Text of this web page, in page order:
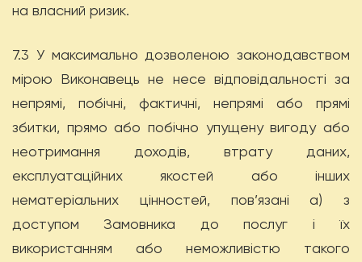
на власний ризик.
7.3 У максимально дозволеною законодавством
мірою Виконавець не несе відповідальності за
непрямі, побічні, фактичні, непрямі або прямі
збитки, прямо або побічно упущену вигоду або
неотримання доходів, втрату даних,
експлуатаційних якостей або інших
нематеріальних цінностей, пов’язані а) з
доступом Замовника до послуг і їх
використанням або неможливістю такого